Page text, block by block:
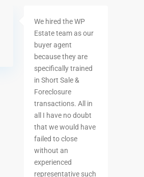
We hired the WP
Estate team as our
buyer agent
because they are
specifically trained
in Short Sale &
Foreclosure
transactions. All in
all I have no doubt
that we would have
failed to close
without an
experienced
representative such